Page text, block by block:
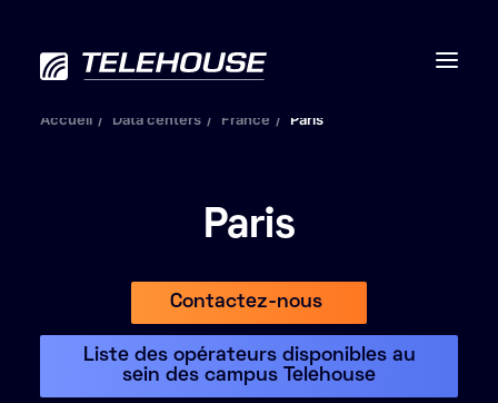
Data centers
Connectivité
Services
Accueil Data centers France Paris
Paris
Contactez-nous
Liste des opérateurs disponibles au
sein des campus Telehouse